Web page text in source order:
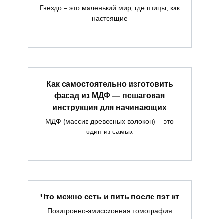
Гнездо – это маленький мир, где птицы, как
настоящие
Как самостоятельно изготовить
фасад из МДФ — пошаговая
инструкция для начинающих
МДФ (массив древесных волокон) – это
один из самых
Что можно есть и пить после пэт кт
Позитронно-эмиссионная томография